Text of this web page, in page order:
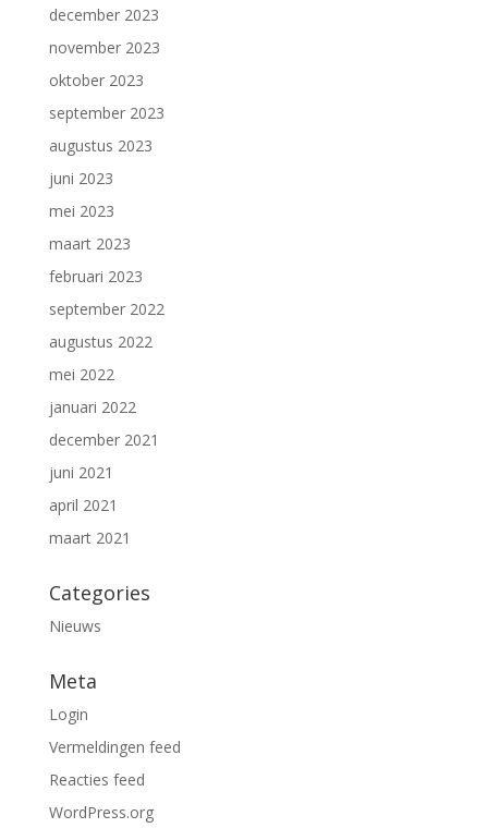
december 2023
november 2023
oktober 2023
september 2023
augustus 2023
juni 2023
mei 2023
maart 2023
februari 2023
september 2022
augustus 2022
mei 2022
januari 2022
december 2021
juni 2021
april 2021
maart 2021
Categories
Nieuws
Meta
Login
Vermeldingen feed
Reacties feed
WordPress.org